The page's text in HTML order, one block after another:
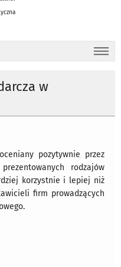
w
pozytywnie przez
rodzajów
korzystnie i lepiej niż
firm prowadzących